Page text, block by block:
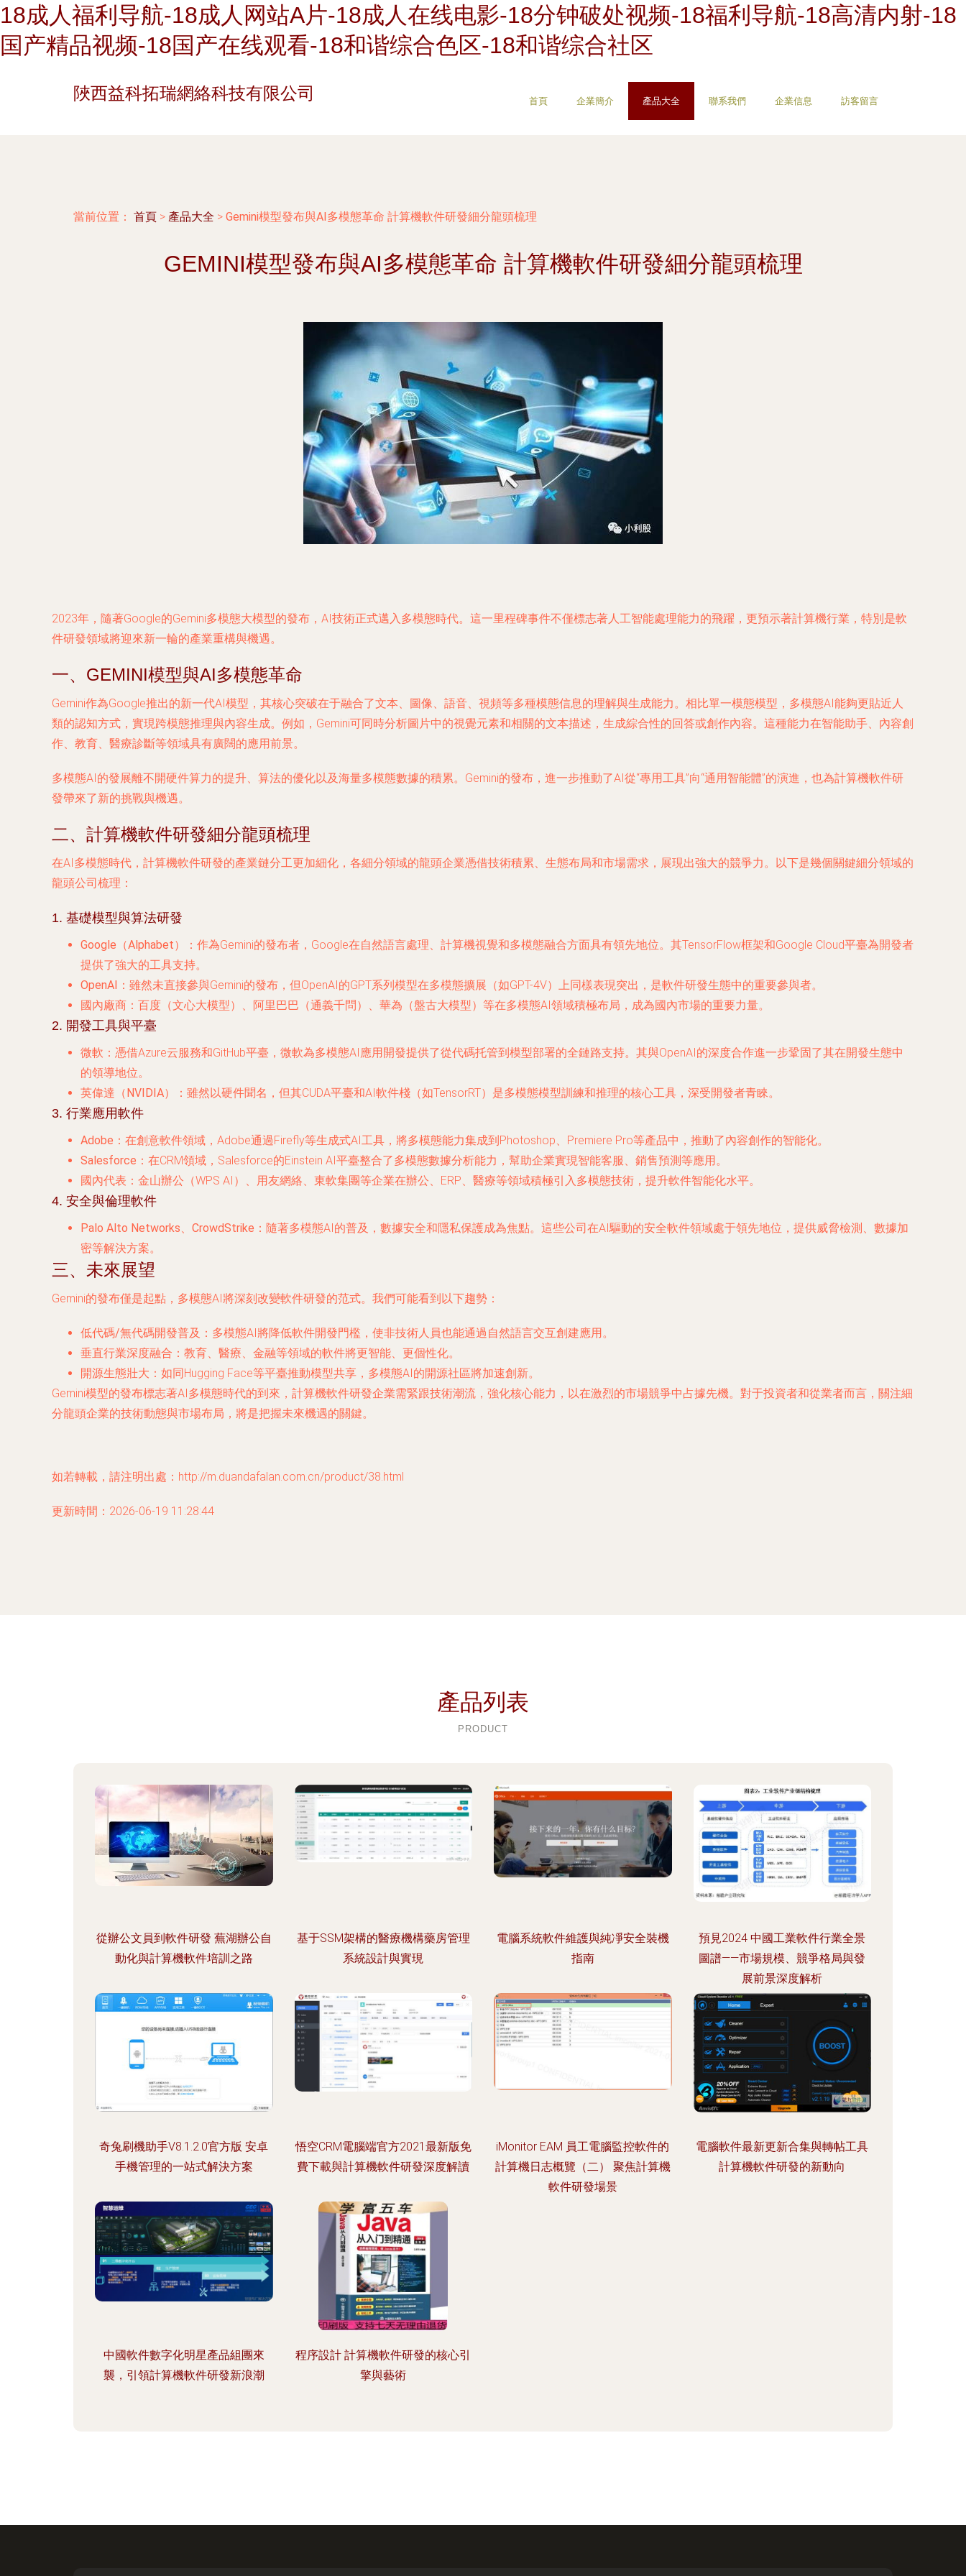
18成人福利导航-18成人网站A片-18成人在线电影-18分钟破处视频-18福利导航-18高清内射-18
国产精品视频-18国产在线观看-18和谐综合色区-18和谐综合社区
陜西益科拓瑞網絡科技有限公司 首頁 企業簡介 產品大全 聯系我們 企業信息 訪客留言
當前位置： 首頁 > 產品大全 > Gemini模型發布與AI多模態革命 計算機軟件研發細分龍頭梳理
GEMINI模型發布與AI多模態革命 計算機軟件研發細分龍頭梳理
2023年，隨著Google的Gemini多模態大模型的發布，AI技術正式邁入多模態時代。這一里程碑事件不僅標志著人工智能處理能力的飛躍，更預示著計算機行業，特別是軟
件研發領域將迎來新一輪的產業重構與機遇。
一、GEMINI模型與AI多模態革命
Gemini作為Google推出的新一代AI模型，其核心突破在于融合了文本、圖像、語音、視頻等多種模態信息的理解與生成能力。相比單一模態模型，多模態AI能夠更貼近人
類的認知方式，實現跨模態推理與內容生成。例如，Gemini可同時分析圖片中的視覺元素和相關的文本描述，生成綜合性的回答或創作內容。這種能力在智能助手、內容創
作、教育、醫療診斷等領域具有廣闊的應用前景。
多模態AI的發展離不開硬件算力的提升、算法的優化以及海量多模態數據的積累。Gemini的發布，進一步推動了AI從“專用工具”向“通用智能體”的演進，也為計算機軟件研
發帶來了新的挑戰與機遇。
二、計算機軟件研發細分龍頭梳理
在AI多模態時代，計算機軟件研發的產業鏈分工更加細化，各細分領域的龍頭企業憑借技術積累、生態布局和市場需求，展現出強大的競爭力。以下是幾個關鍵細分領域的
龍頭公司梳理：
1. 基礎模型與算法研發
Google（Alphabet）
：作為Gemini的發布者，Google在自然語言處理、計算機視覺和多模態融合方面具有領先地位。其TensorFlow框架和Google Cloud平臺為開發者
提供了強大的工具支持。
OpenAI ：雖然未直接參與Gemini的發布，但OpenAI的GPT系列模型在多模態擴展（如GPT-4V）上同樣表現突出，是軟件研發生態中的重要參與者。
國內廠商 ：百度（文心大模型）、阿里巴巴（通義千問）、華為（盤古大模型）等在多模態AI領域積極布局，成為國內市場的重要力量。
2. 開發工具與平臺
微軟 ：憑借Azure云服務和GitHub平臺，微軟為多模態AI應用開發提供了從代碼托管到模型部署的全鏈路支持。其與OpenAI的深度合作進一步鞏固了其在開發生態中
的領導地位。
英偉達（NVIDIA）
：雖然以硬件聞名，但其CUDA平臺和AI軟件棧（如TensorRT）是多模態模型訓練和推理的核心工具，深受開發者青睞。
3. 行業應用軟件
Adobe ：在創意軟件領域，Adobe通過Firefly等生成式AI工具，將多模態能力集成到Photoshop、Premiere Pro等產品中，推動了內容創作的智能化。
Salesforce ：在CRM領域，Salesforce的Einstein AI平臺整合了多模態數據分析能力，幫助企業實現智能客服、銷售預測等應用。
國內代表 ：金山辦公（WPS AI）、用友網絡、東軟集團等企業在辦公、ERP、醫療等領域積極引入多模態技術，提升軟件智能化水平。
4. 安全與倫理軟件
Palo Alto Networks、CrowdStrike ：隨著多模態AI的普及，數據安全和隱私保護成為焦點。這些公司在AI驅動的安全軟件領域處于領先地位，提供威脅檢測、數據加
密等解決方案。
三、未來展望
Gemini的發布僅是起點，多模態AI將深刻改變軟件研發的范式。我們可能看到以下趨勢：
低代碼/無代碼開發普及 ：多模態AI將降低軟件開發門檻，使非技術人員也能通過自然語言交互創建應用。
垂直行業深度融合 ：教育、醫療、金融等領域的軟件將更智能、更個性化。
開源生態壯大 ：如同Hugging Face等平臺推動模型共享，多模態AI的開源社區將加速創新。
Gemini模型的發布標志著AI多模態時代的到來，計算機軟件研發企業需緊跟技術潮流，強化核心能力，以在激烈的市場競爭中占據先機。對于投資者和從業者而言，關注細
分龍頭企業的技術動態與市場布局，將是把握未來機遇的關鍵。
如若轉載，請注明出處：http://m.duandafalan.com.cn/product/38.html
更新時間：2026-06-19 11:28:44
產品列表
PRODUCT
從辦公文員到軟件研發 蕪湖辦公自
動化與計算機軟件培訓之路
基于SSM架構的醫療機構藥房管理
系統設計與實現
電腦系統軟件維護與純凈安全裝機
指南
預見2024 中國工業軟件行業全景
圖譜——市場規模、競爭格局與發
展前景深度解析
奇兔刷機助手V8.1.2.0官方版 安卓
手機管理的一站式解決方案
悟空CRM電腦端官方2021最新版免
費下載與計算機軟件研發深度解讀
iMonitor EAM 員工電腦監控軟件的
計算機日志概覽（二） 聚焦計算機
軟件研發場景
電腦軟件最新更新合集與轉帖工具
計算機軟件研發的新動向
中國軟件數字化明星產品組團來
襲，引領計算機軟件研發新浪潮
程序設計 計算機軟件研發的核心引
擎與藝術